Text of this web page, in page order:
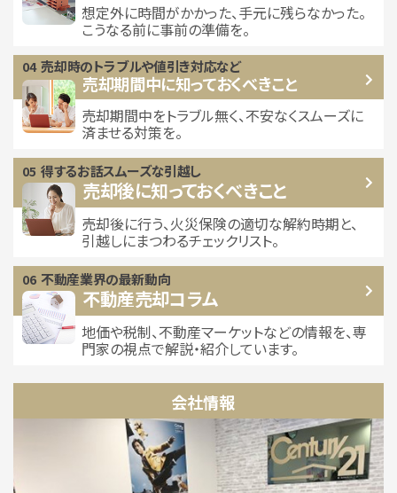
想定外に時間がかかった、手元に残らなかった。
こうなる前に事前の準備を。
売却時のトラブルや値引き対応など
売却期間中に知っておくべきこと
売却期間中をトラブル無く、不安なくスムーズに
済ませる対策を。
得するお話スムーズな引越し
売却後に知っておくべきこと
売却後に行う、火災保険の適切な解約時期と、
引越しにまつわるチェックリスト。
不動産業界の最新動向
不動産売却コラム
地価や税制、不動産マーケットなどの情報を、専
門家の視点で解説・紹介しています。
会社情報